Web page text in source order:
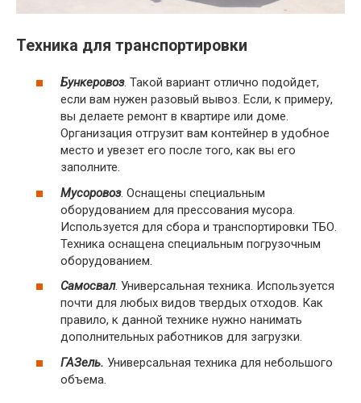
Техника для транспортировки
Бункеровоз. Такой вариант отлично подойдет,
если вам нужен разовый вывоз. Если, к примеру,
вы делаете ремонт в квартире или доме.
Организация отгрузит вам контейнер в удобное
место и увезет его после того, как вы его
заполните.
Мусоровоз. Оснащены специальным
оборудованием для прессования мусора.
Используется для сбора и транспортировки ТБО.
Техника оснащена специальным погрузочным
оборудованием.
Самосвал. Универсальная техника. Используется
почти для любых видов твердых отходов. Как
правило, к данной технике нужно нанимать
дополнительных работников для загрузки.
ГАЗель. Универсальная техника для небольшого
объема.